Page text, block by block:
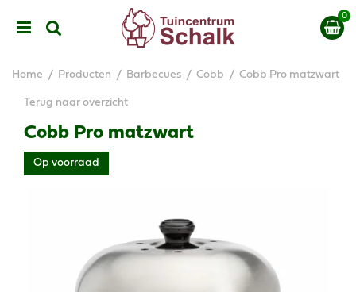
Home Producten Barbecues Cobb Cobb Pro matzwart
Terug naar overzicht
Cobb Pro matzwart
Op voorraad